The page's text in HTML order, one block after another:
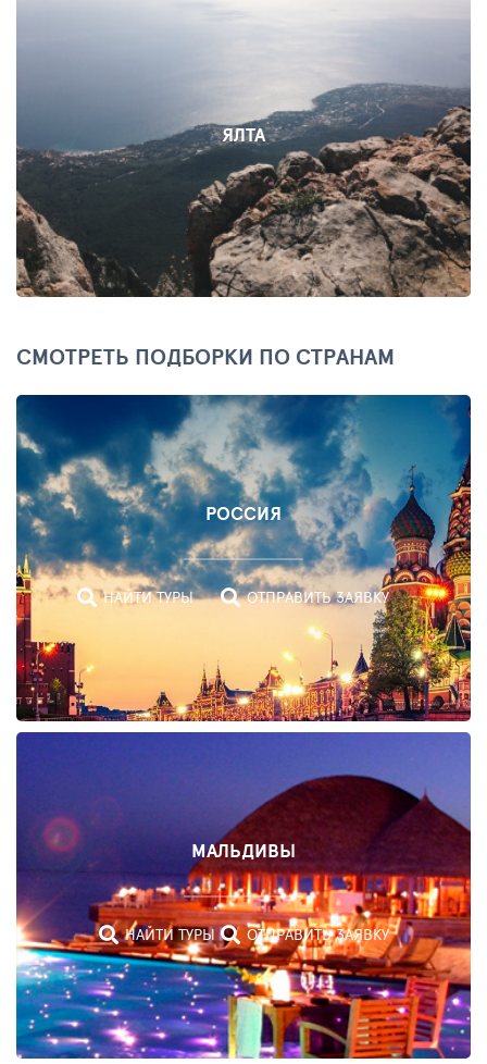
ЯЛТА
СМОТРЕТЬ ПОДБОРКИ ПО СТРАНАМ
РОССИЯ
НАЙТИ ТУРЫ ОТПРАВИТЬ ЗАЯВКУ
МАЛЬДИВЫ
НАЙТИ ТУРЫ ОТПРАВИТЬ ЗАЯВКУ
ОАЭ
НАЙТИ
ОТПРАВИТЬ
ЗАЯВКУ